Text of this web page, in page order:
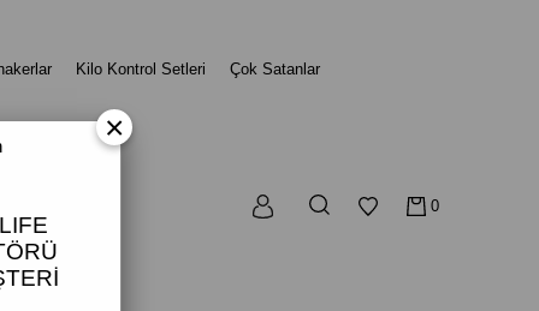
Kilo Kontrol Setleri Çok Satanlar
0
×